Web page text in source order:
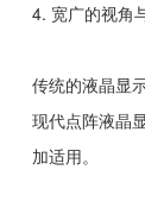
4. 宽广的视角
传统的液晶显
现代点阵液晶
加适用。